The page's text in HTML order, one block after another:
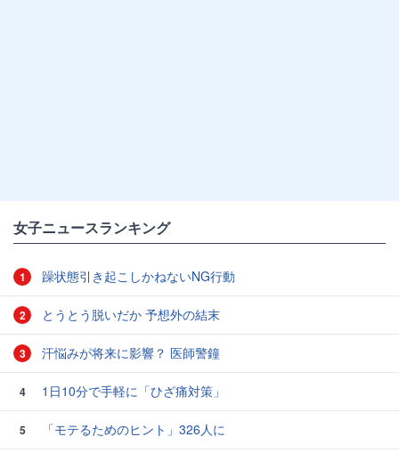
女子ニュースランキング
1 躁状態引き起こしかねないNG行動
2 とうとう脱いだか 予想外の結末
3 汗悩みが将来に影響？ 医師警鐘
4 1日10分で手軽に「ひざ痛対策」
5
「モテるためのヒント」326人に